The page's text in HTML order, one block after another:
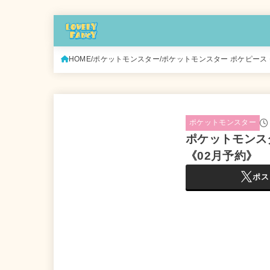
HOME ポケットモンスター ポケットモンスター ポケピース
ポケットモンスター
ポケットモン
《02月予約》
ポス